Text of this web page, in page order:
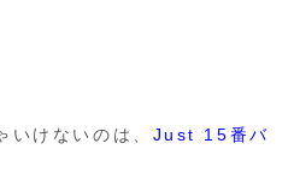
いけないのは、 Just 15番バ